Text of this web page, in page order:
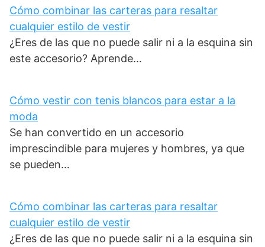
Cómo combinar las carteras para resaltar
cualquier estilo de vestir
¿Eres de las que no puede salir ni a la esquina sin
este accesorio? Aprende…
Cómo vestir con tenis blancos para estar a la
moda
Se han convertido en un accesorio
imprescindible para mujeres y hombres, ya que
se pueden…
Cómo combinar las carteras para resaltar
cualquier estilo de vestir
¿Eres de las que no puede salir ni a la esquina sin